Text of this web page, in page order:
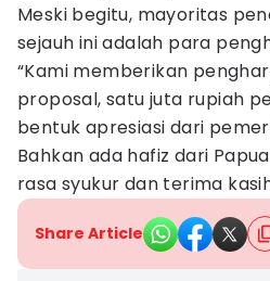
Meski begitu, mayoritas
sejauh ini adalah para
“Kami memberikan
proposal, satu juta rupiah
bentuk apresiasi dari
Bahkan ada hafiz dari
rasa syukur dan terima
Share Article